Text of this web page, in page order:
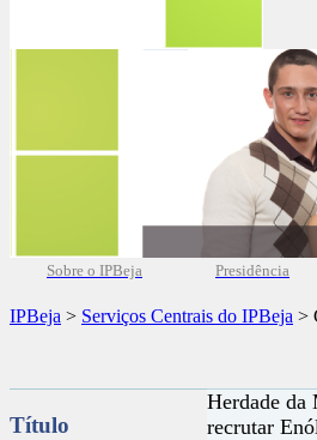
Sobre o IPBeja Presidência
IPBeja > Serviços Centrais do IPBeja >
Título
Herdade da
recrutar